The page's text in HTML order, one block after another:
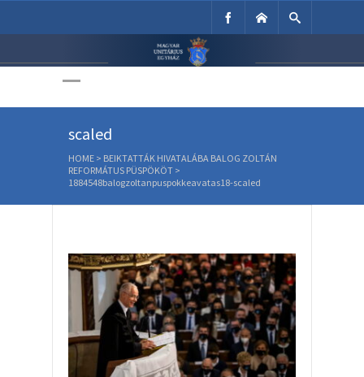
Unitárius Egyház
1884548balogzoltanpuspokkeavatas18-
scaled
HOME > BEIKTATTÁK HIVATALÁBA BALOG ZOLTÁN
REFORMÁTUS PÜSPÖKÖT >
1884548balogzoltanpuspokkeavatas18-scaled